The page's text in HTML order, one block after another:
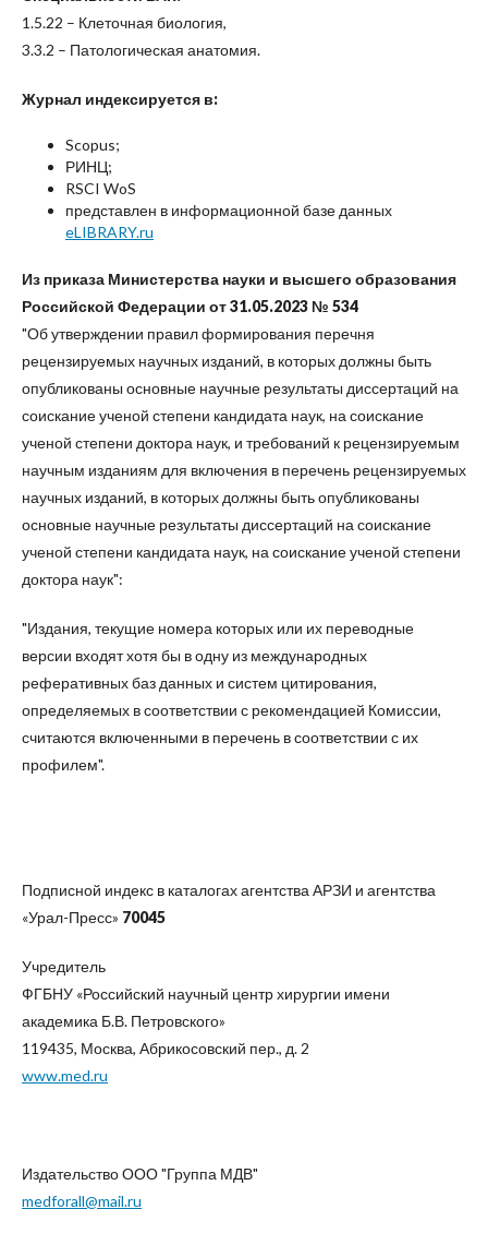
1.5.22 – Клеточная биология,
3.3.2 – Патологическая анатомия.
Журнал индексируется в:
Scopus;
РИНЦ;
RSCI WoS
представлен в информационной базе данных
eLIBRARY.ru
Из приказа Министерства науки и высшего образования
Российской Федерации от 31.05.2023 № 534
"Об утверждении правил формирования перечня
рецензируемых научных изданий, в которых должны быть
опубликованы основные научные результаты диссертаций на
соискание ученой степени кандидата наук, на соискание
ученой степени доктора наук, и требований к рецензируемым
научным изданиям для включения в перечень рецензируемых
научных изданий, в которых должны быть опубликованы
основные научные результаты диссертаций на соискание
ученой степени кандидата наук, на соискание ученой степени
доктора наук":
"Издания, текущие номера которых или их переводные
версии входят хотя бы в одну из международных
реферативных баз данных и систем цитирования,
определяемых в соответствии с рекомендацией Комиссии,
считаются включенными в перечень в соответствии с их
профилем".
Подписной индекс в каталогах агентства АРЗИ и агентства
«Урал-Пресс» 70045
Учредитель
ФГБНУ «Российский научный центр хирургии имени
академика Б.В. Петровского»
119435, Москва, Абрикосовский пер., д. 2
www.med.ru
Издательство ООО "Группа МДВ"
medforall@mail.ru